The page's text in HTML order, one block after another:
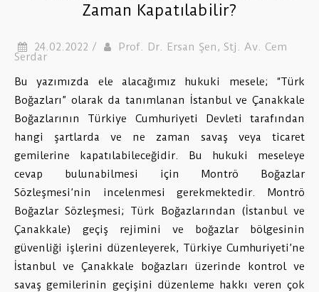
Zaman Kapatılabilir?
24.02.2022 / Prof. Dr. Ersan Şen, Stj. Av. Cem
Serdar
Bu yazımızda ele alacağımız hukuki mesele; “Türk
Boğazları” olarak da tanımlanan İstanbul ve Çanakkale
Boğazlarının Türkiye Cumhuriyeti Devleti tarafından
hangi şartlarda ve ne zaman savaş veya ticaret
gemilerine kapatılabileceğidir. Bu hukuki meseleye
cevap bulunabilmesi için Montrö Boğazlar
Sözleşmesi’nin incelenmesi gerekmektedir. Montrö
Boğazlar Sözleşmesi; Türk Boğazlarından (İstanbul ve
Çanakkale) geçiş rejimini ve boğazlar bölgesinin
güvenliği işlerini düzenleyerek, Türkiye Cumhuriyeti’ne
İstanbul ve Çanakkale boğazları üzerinde kontrol ve
savaş gemilerinin geçişini düzenleme hakkı veren çok